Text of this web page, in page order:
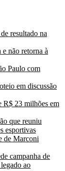
resultado na
não retorna à
Paulo com
em discussão
R$ 23 milhões em
que reuniu
esportivas
de Marconi
campanha de
ao